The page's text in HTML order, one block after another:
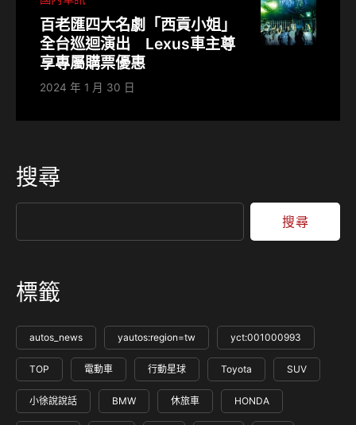
百老匯四大名劇「西貢小姐」
全台巡迴演出 Lexus車主尊
享專屬購票優惠
2024 年 1 月 30 日
搜尋
搜尋
標籤
autos_news yautos:region=tw yct:001000993
TOP 電動車 行動星球 Toyota SUV
小徐說說話 BMW 休旅車 HONDA